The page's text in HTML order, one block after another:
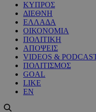
ΚΥΠΡΟΣ
ΔΙΕΘΝΗ
ΕΛΛΑΔΑ
ΟΙΚΟΝΟΜΙΑ
ΠΟΛΙΤΙΚΗ
ΑΠΟΨΕΙΣ
VIDEOS &
ΠΟΛΙΤΙΣΜΟΣ
GOAL
LIKE
EN